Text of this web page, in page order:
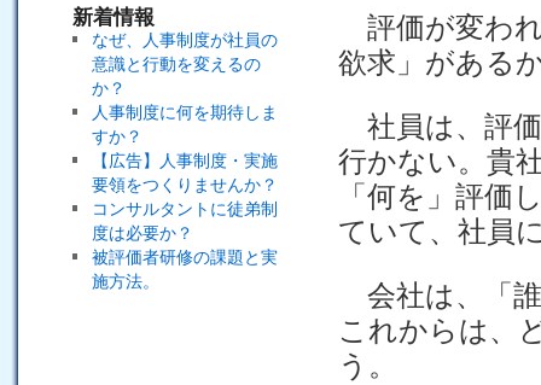
新着情報
なぜ、人事制度が社員の
意識と行動を変えるの
か？
人事制度に何を期待しま
すか？
【広告】人事制度・実施
要領をつくりませんか？
コンサルタントに徒弟制
度は必要か？
被評価者研修の課題と実
施方法。
評価が変わ
欲求」がある
社員は、評
行かない。貴
「何を」評価
ていて、社員
会社は、「
これからは、
う。